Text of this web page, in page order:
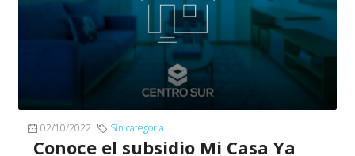
02/10/2022 Sin categoría
Conoce el subsidio Mi Casa Ya